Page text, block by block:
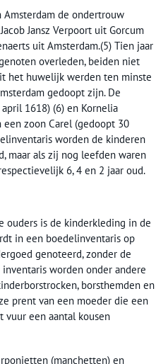
de ondertrouw
Jansz Verpoort uit Gorcum
uit Amsterdam.(5) Tien jaar
overleden, beiden niet
het huwelijk werden ten minste
gedoopt zijn. De
1618) (6) en Kornelia
zoon Carel (gedoopt 30
worden de kinderen
maar als zij nog leefden waren
6, 4 en 2 jaar oud.
ouders is de kinderkleding in de
in een boedelinventaris op
genoteerd, zonder de
worden onder andere
borsthemden en
prent van een moeder die een
vuur een aantal kousen
(manchetten) en